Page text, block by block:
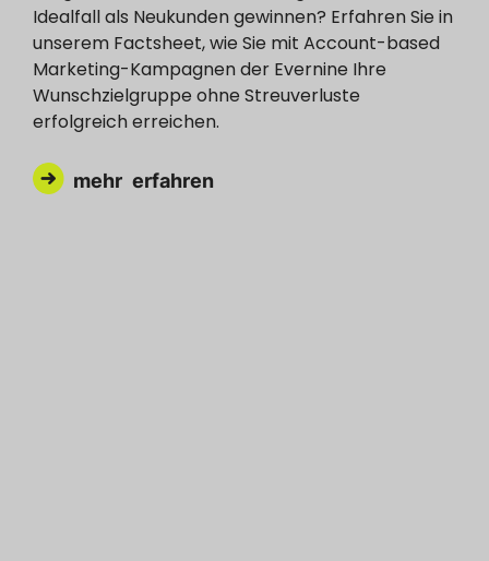
Idealfall als Neukunden gewinnen? Erfahren Sie in
unserem Factsheet, wie Sie mit Account-based
Marketing-Kampagnen der Evernine Ihre
Wunschzielgruppe ohne Streuverluste
erfolgreich erreichen.
mehr erfahren